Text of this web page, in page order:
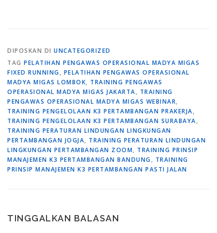
DIPOSKAN DI UNCATEGORIZED
TAG PELATIHAN PENGAWAS OPERASIONAL MADYA MIGAS
FIXED RUNNING, PELATIHAN PENGAWAS OPERASIONAL
MADYA MIGAS LOMBOK, TRAINING PENGAWAS
OPERASIONAL MADYA MIGAS JAKARTA, TRAINING
PENGAWAS OPERASIONAL MADYA MIGAS WEBINAR,
TRAINING PENGELOLAAN K3 PERTAMBANGAN PRAKERJA,
TRAINING PENGELOLAAN K3 PERTAMBANGAN SURABAYA,
TRAINING PERATURAN LINDUNGAN LINGKUNGAN
PERTAMBANGAN JOGJA, TRAINING PERATURAN LINDUNGAN
LINGKUNGAN PERTAMBANGAN ZOOM, TRAINING PRINSIP
MANAJEMEN K3 PERTAMBANGAN BANDUNG, TRAINING
PRINSIP MANAJEMEN K3 PERTAMBANGAN PASTI JALAN
TINGGALKAN BALASAN